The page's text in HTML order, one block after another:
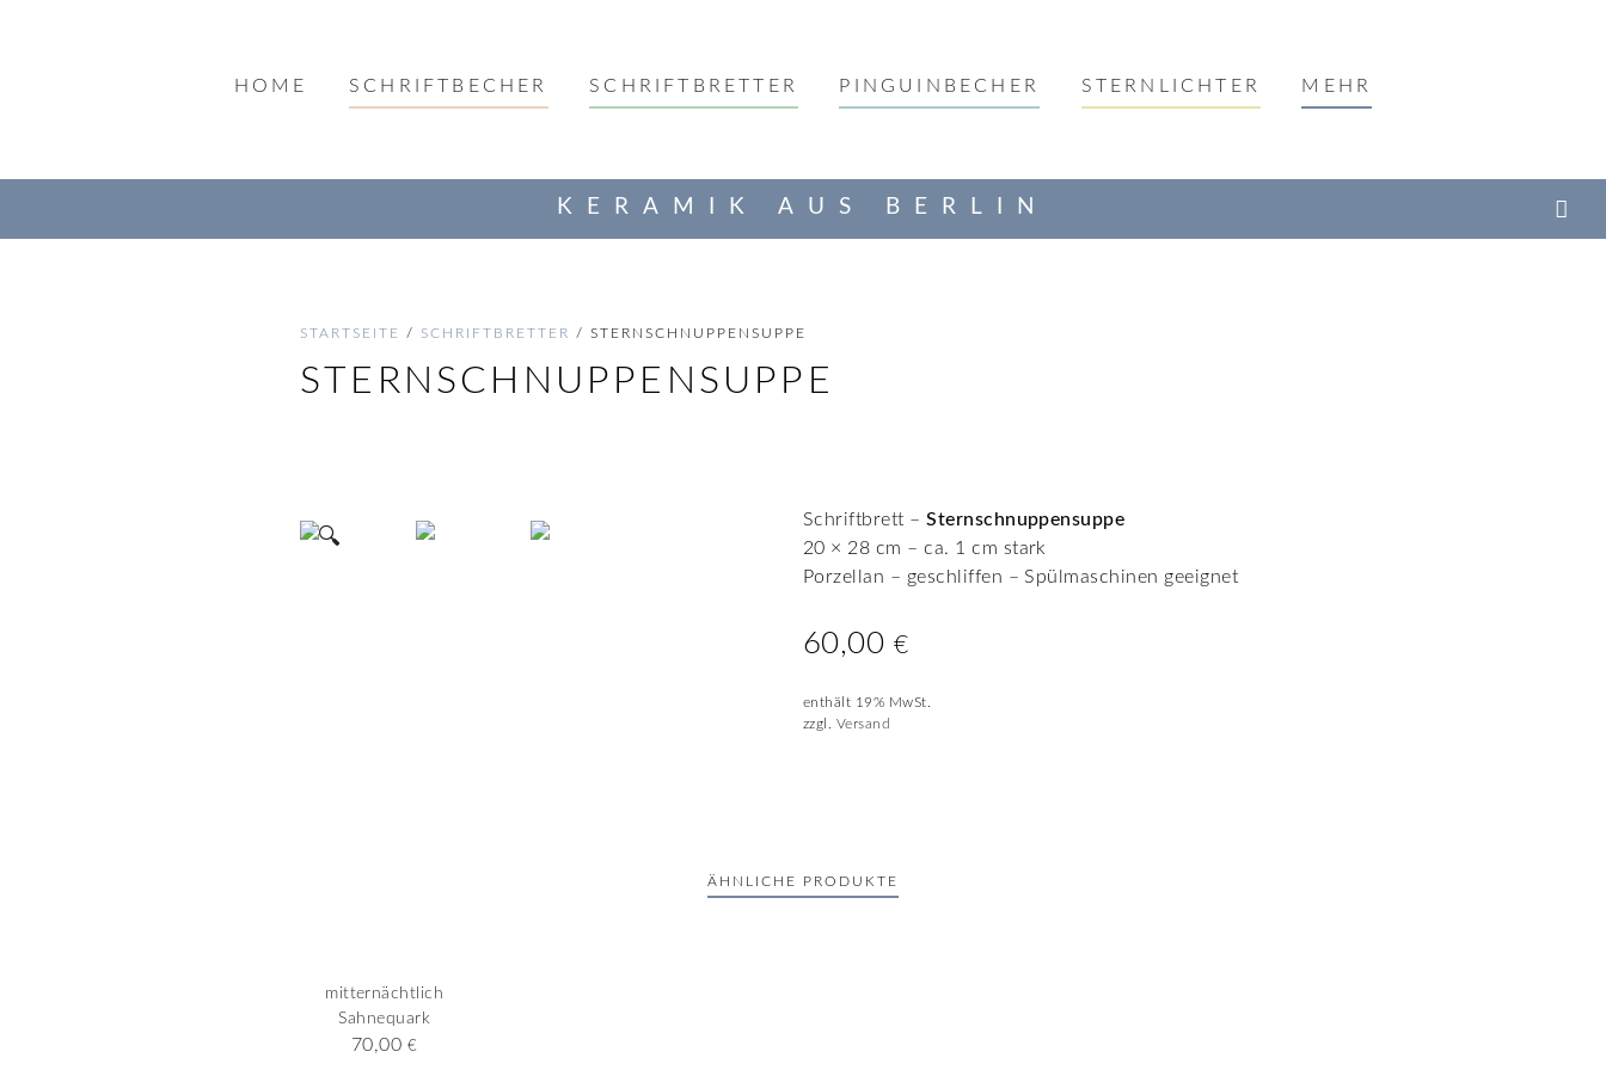
KERAMIK AUS BERLIN
HOME SCHRIFTBECHER SCHRIFTBRETTER PINGUINBECHER STERNLICHTER MEHR
STARTSEITE / SCHRIFTBRETTER / STERNSCHNUPPENSUPPE
🔍
STERNSCHNUPPENSUPPE
Schriftbrett –Sternschnuppensuppe
20 × 28 cm – ca. 1 cm stark
Porzellan – geschliffen – Spülmaschinen geeignet
60,00 €
enthält 19% MwSt.
zzgl. Versand
ÄHNLICHE PRODUKTE
mitternächtlich
Sahnequark
70,00 €